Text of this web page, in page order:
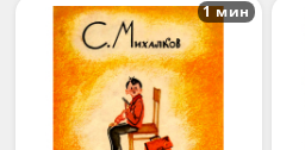
1 мин